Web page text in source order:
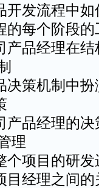
开发流程中
的每个阶段的
产品经理在
决策机制中
产品经理的
理
个项目的研发
目经理之间的